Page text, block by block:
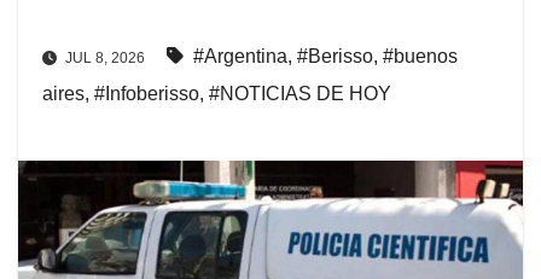
JUL 8, 2026 #Argentina, #Berisso, #buenos
aires, #Infoberisso, #NOTICIAS DE HOY